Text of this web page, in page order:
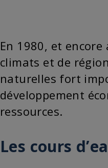
En 1980, et
climats et de
naturelles fort
développement
ressources.
Les cours